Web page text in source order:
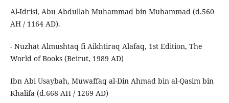
Al-Idrisi, Abu Abdullah Muhammad bin Muhammad (d.560
AH / 1164 AD).
- Nuzhat Almushtaq fi Aikhtiraq Alafaq, 1st Edition, The
World of Books (Beirut, 1989 AD)
Ibn Abi Usaybah, Muwaffaq al-Din Ahmad bin al-Qasim bin
Khalifa (d.668 AH / 1269 AD)